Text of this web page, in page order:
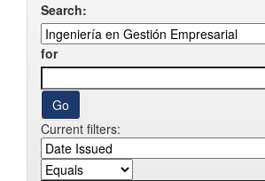
Search:
for
Current filters: